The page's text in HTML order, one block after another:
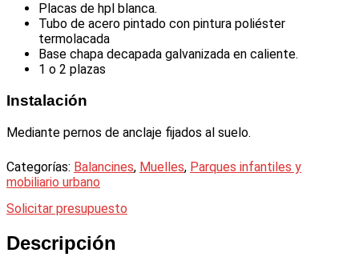
Placas de hpl blanca.
Tubo de acero pintado con pintura poliéster
termolacada
Base chapa decapada galvanizada en caliente.
1 o 2 plazas
Instalación
Mediante pernos de anclaje fijados al suelo.
Categorías: Balancines, Muelles, Parques infantiles y
mobiliario urbano
Solicitar presupuesto
Descripción